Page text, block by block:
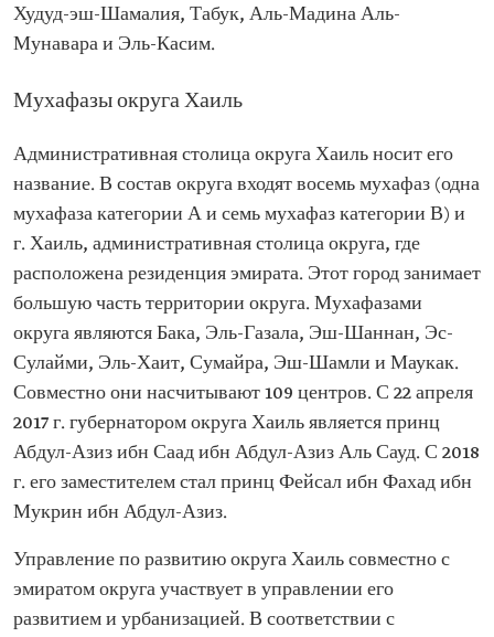
Худуд-эш-Шамалия, Табук, Аль-Мадина Аль-
Мунавара и Эль-Касим.
Мухафазы округа Хаиль
Административная столица округа Хаиль носит его
название. В состав округа входят восемь мухафаз (одна
мухафаза категории А и семь мухафаз категории В) и
г. Хаиль, административная столица округа, где
расположена резиденция эмирата. Этот город занимает
большую часть территории округа. Мухафазами
округа являются Бака, Эль-Газала, Эш-Шаннан, Эс-
Сулайми, Эль-Хаит, Сумайра, Эш-Шамли и Маукак.
Совместно они насчитывают 109 центров. С 22 апреля
2017 г. губернатором округа Хаиль является принц
Абдул-Азиз ибн Саад ибн Абдул-Азиз Аль Сауд. С 2018
г. его заместителем стал принц Фейсал ибн Фахад ибн
Мукрин ибн Абдул-Азиз.
Управление по развитию округа Хаиль совместно с
эмиратом округа участвует в управлении его
развитием и урбанизацией. В соответствии с